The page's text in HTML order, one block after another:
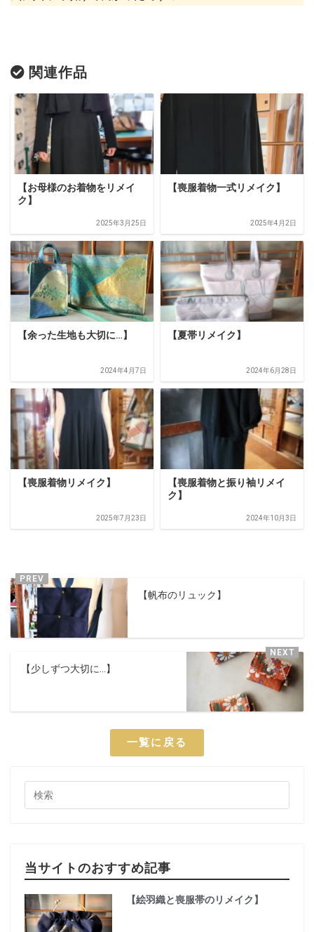
関連作品
【お母様のお着物をリメイ
ク】
2025年3月25日
【喪服着物一式リメイク】
2025年4月2日
【余った生地も大切に…】
2024年4月7日
【夏帯リメイク】
2024年6月28日
【喪服着物リメイク】
2025年7月23日
【喪服着物と振り袖リメイ
ク】
2024年10月3日
【帆布のリュック】
【少しずつ大切に…】
一覧に戻る
当サイトのおすすめ記事
【絵羽織と喪服帯のリメイク】